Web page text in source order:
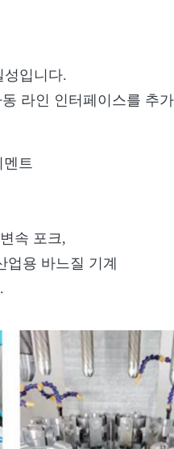
성입니다.
라인 인터페이스를 추
멘트
속 포크,
용 바느질 기계